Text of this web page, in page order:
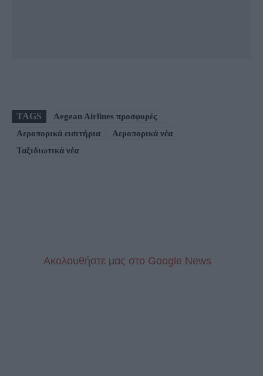
TAGS
Aegean Airlines προσφορές
Αεροπορικά εισιτήρια
Αεροπορικά νέα
Ταξιδιωτικά νέα
Aκολουθήστε μας στo Google News